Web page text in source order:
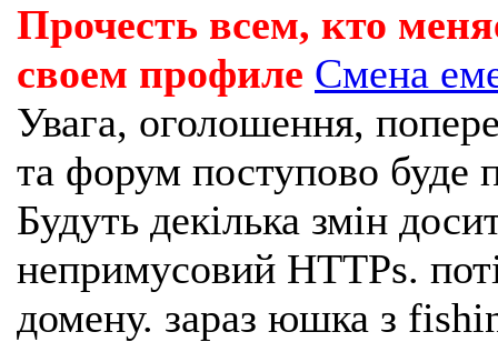
Прочесть всем, кто
своем профиле Смена
Увага, оголошення,
та форум поступово буде
Будуть декілька змін
непримусовий HTTPs.
домену. зараз юшка з